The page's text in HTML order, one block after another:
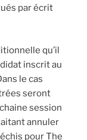
par écrit
qu’il
inscrit au
le cas
seront
session
annuler
pour The